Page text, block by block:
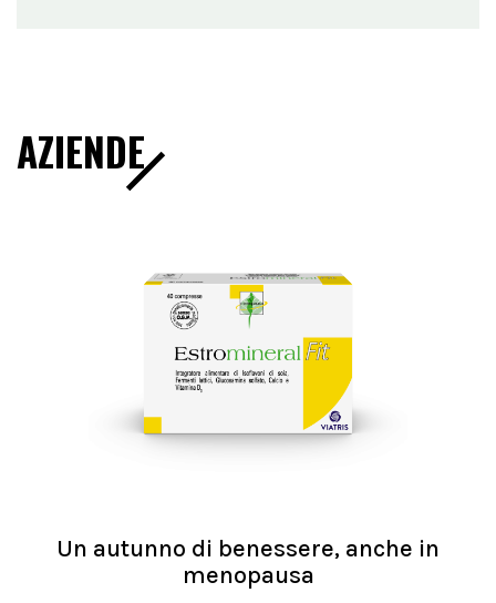
AZIENDE
Un autunno di benessere, anche in
menopausa